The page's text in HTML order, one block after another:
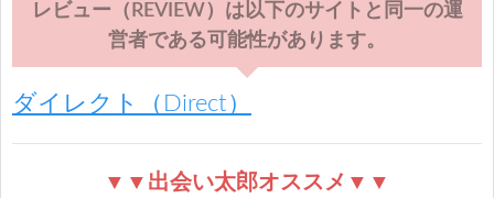
レビュー（REVIEW）は以下のサイトと同一の運
営者である可能性があります。
ダイレクト（Direct）
▼▼出会い太郎オススメ▼▼